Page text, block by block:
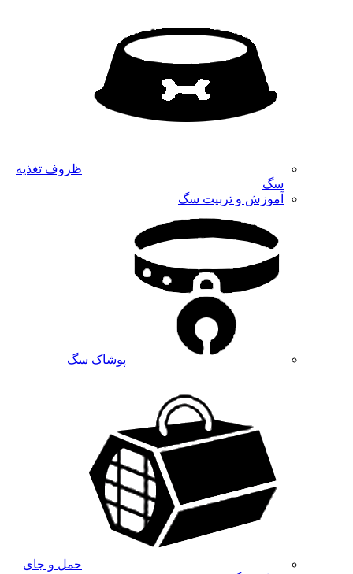
ظروف تغذیه
سگ
آموزش و تربیت سگ
پوشاک سگ
حمل و جای